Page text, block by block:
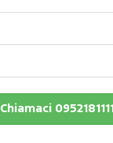
Chiamaci 0952181111